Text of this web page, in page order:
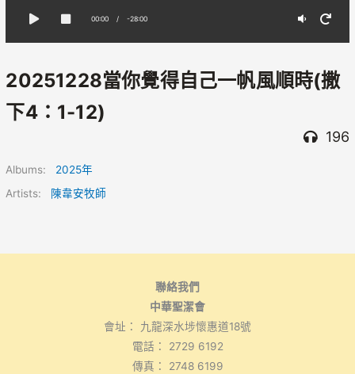
00:00 / -28:00
20251228當你覺得自己一帆風順時(撒
下4：1-12)
196
Albums: 2025年
Artists:
陳韋安牧師
聯絡我們
中華聖潔會
會址： 九龍深水埗懷惠道18號
電話： 2729 6192
傳真： 2748 6199